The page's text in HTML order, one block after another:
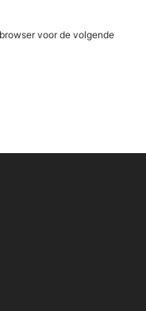
voor de volgende